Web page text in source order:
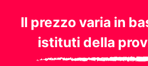
Il prezzo varia in
istituti della